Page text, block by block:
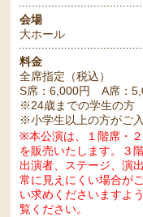
会場
大ホール
料金
全席指定（税込）
S席：6,000円 A席：
※24歳までの学生の
※小学生以上の方がご
※本公演は、１階席・
を販売いたします。３
出演者、ステージ、演
常に見えにくい場合が
い求めくださいますよ
覧ください。